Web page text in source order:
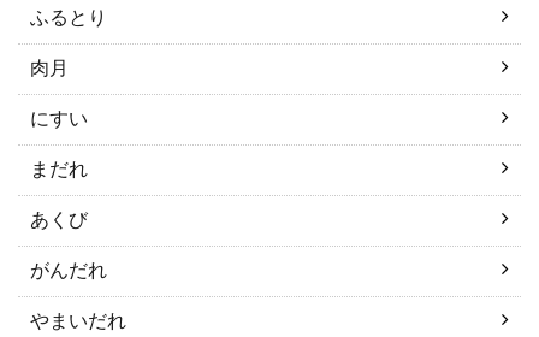
ふるとり
肉月
にすい
まだれ
あくび
がんだれ
やまいだれ